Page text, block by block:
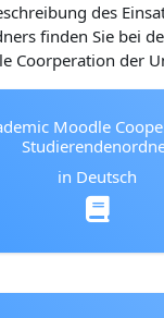
des
finden Sie bei
Coorperation der
Moodle
in Deutsch